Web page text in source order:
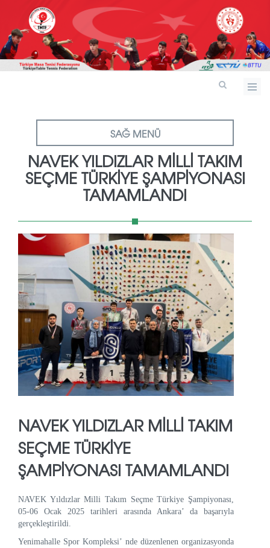
SAĞ MENÜ
NAVEK YILDIZLAR MILLI TAKIM
SEÇME TÜRKIYE ŞAMPIYONASI
TAMAMLANDI
NAVEK YILDIZLAR MILLI TAKIM
SEÇME TÜRKIYE
ŞAMPIYONASI TAMAMLANDI
NAVEK Yıldızlar Milli Takım Seçme Türkiye Şampiyonası,
05-06 Ocak 2025 tarihleri arasında Ankara’ da başarıyla
gerçekleştirildi.
Yenimahalle Spor Kompleksi’ nde düzenlenen organizasyonda